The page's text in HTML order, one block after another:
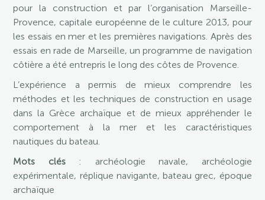
pour la construction et par l’organisation Marseille-
Provence, capitale européenne de le culture 2013, pour
les essais en mer et les premières navigations. Après des
essais en rade de Marseille, un programme de navigation
côtière a été entrepris le long des côtes de Provence.
L’expérience a permis de mieux comprendre les
méthodes et les techniques de construction en usage
dans la Grèce archaïque et de mieux appréhender le
comportement à la mer et les caractéristiques
nautiques du bateau.
Mots clés: archéologie navale, archéologie
expérimentale, réplique navigante, bateau grec, époque
archaïque